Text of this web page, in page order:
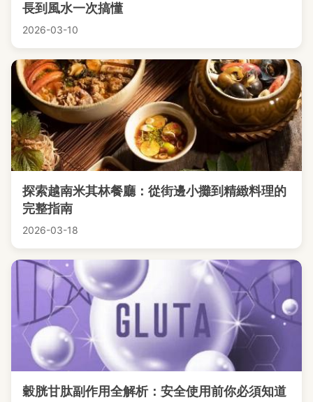
長到風水一次搞懂
2026-03-10
探索越南米其林餐廳：從街邊小攤到精緻料理的
完整指南
2026-03-18
穀胱甘肽副作用全解析：安全使用前你必須知道